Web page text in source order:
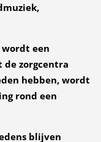
wordt een
de zorgcentra
hebben, wordt
rond een
blijven